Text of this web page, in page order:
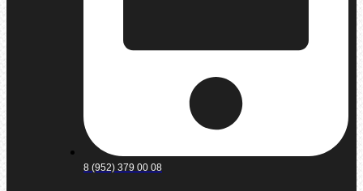
8 (952) 379 00 08